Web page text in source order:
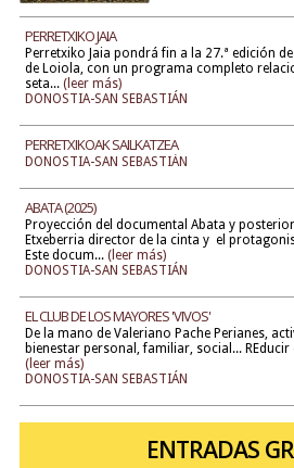
PERRETXIKO JAIA
Perretxiko Jaia pondrá fin a la 27.ª edición
de Loiola, con un programa completo
seta... (leer más)
DONOSTIA-SAN SEBASTIÁN
PERRETXIKOAK SAILKATZEA
DONOSTIA-SAN SEBASTIÁN
ABATA (2025)
Proyección del documental Abata y
Etxeberria director de la cinta y el
Este docum... (leer más)
DONOSTIA-SAN SEBASTIÁN
EL CLUB DE LOS MAYORES 'VIVOS'
De la mano de Valeriano Pache Perianes,
bienestar personal, familiar, social...
(leer más)
DONOSTIA-SAN SEBASTIÁN
ENTRADAS